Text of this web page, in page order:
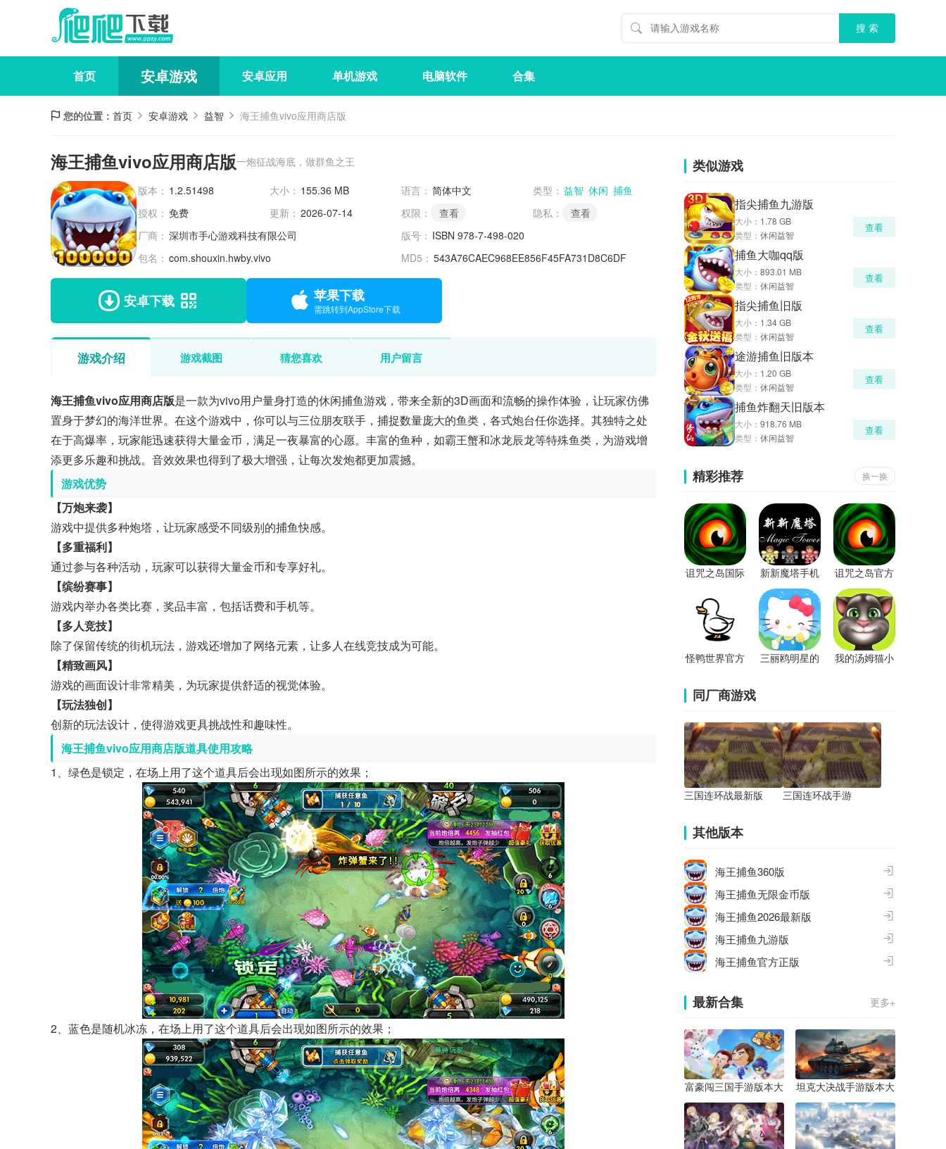
首页 安卓游戏 安卓应用 单机游戏 电脑软件 合集
您的位置： 首页 安卓游戏 益智 海王捕鱼vivo应用商店版
海王捕鱼vivo应用商店版一炮征战海底，做群鱼之王
版本： 1.2.51498 大小： 155.36 MB 语言： 简体中文 类型： 益智 休闲 捕鱼
授权： 免费 更新： 2026-07-14 权限： 查看 隐私：
查看
厂商： 深圳市手心游戏科技有限公司 版号： ISBN 978-7-498-02082-6
包名： com.shouxin.hwby.vivo MD5： 543A76CAEC968EE856F45FA731D8C6DF
安卓下载 苹果下载
需跳转到AppStore下载
游戏介绍 游戏截图 猜您喜欢 用户留言
海王捕鱼vivo应用商店版是一款为vivo用户量身打造的休闲捕鱼游戏，带来全新的3D画面和流畅的操作体验，让玩家仿佛
置身于梦幻的海洋世界。在这个游戏中，你可以与三位朋友联手，捕捉数量庞大的鱼类，各式炮台任你选择。其独特之处
在于高爆率，玩家能迅速获得大量金币，满足一夜暴富的心愿。丰富的鱼种，如霸王蟹和冰龙辰龙等特殊鱼类，为游戏增
添更多乐趣和挑战。音效效果也得到了极大增强，让每次发炮都更加震撼。
游戏优势
【万炮来袭】
游戏中提供多种炮塔，让玩家感受不同级别的捕鱼快感。
【多重福利】
通过参与各种活动，玩家可以获得大量金币和专享好礼。
【缤纷赛事】
游戏内举办各类比赛，奖品丰富，包括话费和手机等。
【多人竞技】
除了保留传统的街机玩法，游戏还增加了网络元素，让多人在线竞技成为可能。
【精致画风】
游戏的画面设计非常精美，为玩家提供舒适的视觉体验。
【玩法独创】
创新的玩法设计，使得游戏更具挑战性和趣味性。
海王捕鱼vivo应用商店版道具使用攻略
1、绿色是锁定，在场上用了这个道具后会出现如图所示的效果；
2、蓝色是随机冰冻，在场上用了这个道具后会出现如图所示的效果；
类似游戏
指尖捕鱼九游版
大小： 1.78 GB
类型： 休闲益智
查看
捕鱼大咖qq版
大小： 893.01 MB
类型： 休闲益智
查看
指尖捕鱼旧版
大小： 1.34 GB
类型： 休闲益智
查看
途游捕鱼旧版本
大小： 1.20 GB
类型： 休闲益智
查看
捕鱼炸翻天旧版本
大小： 918.76 MB
类型： 休闲益智
查看
精彩推荐 换一换
诅咒之岛国际
新新魔塔手机
版
诅咒之岛官方
正版
怪鸭世界官方
三丽鸥明星的
我的汤姆猫小
同厂商游戏
三国连环战最新版 三国连环战手游
其他版本
海王捕鱼360版
海王捕鱼无限金币版
海王捕鱼2026最新版
海王捕鱼九游版
海王捕鱼官方正版
最新合集 更多+
富豪闯三国手游版本大
全
坦克大决战手游版本大
全